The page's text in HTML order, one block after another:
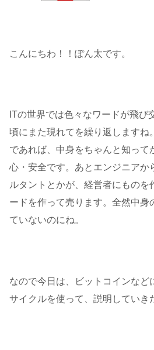
こんにちわ！！ぽん太です。
ITの世界では色々なワードが飛び
頃にまた現れてを繰り返しますね
であれば、中身をちゃんと知って
心・安全です。あとエンジニアか
ルタントとかが、経営者にものを
ードを作って売ります。全然中身
ていないのにね。
なので今日は、ビットコインなど
サイクルを使って、説明していき